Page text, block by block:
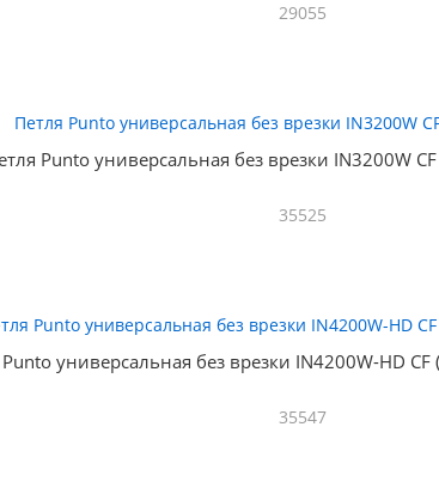
29055
Punto универсальная без врезки IN3200W
35525
универсальная без врезки IN4200W-HD
35547